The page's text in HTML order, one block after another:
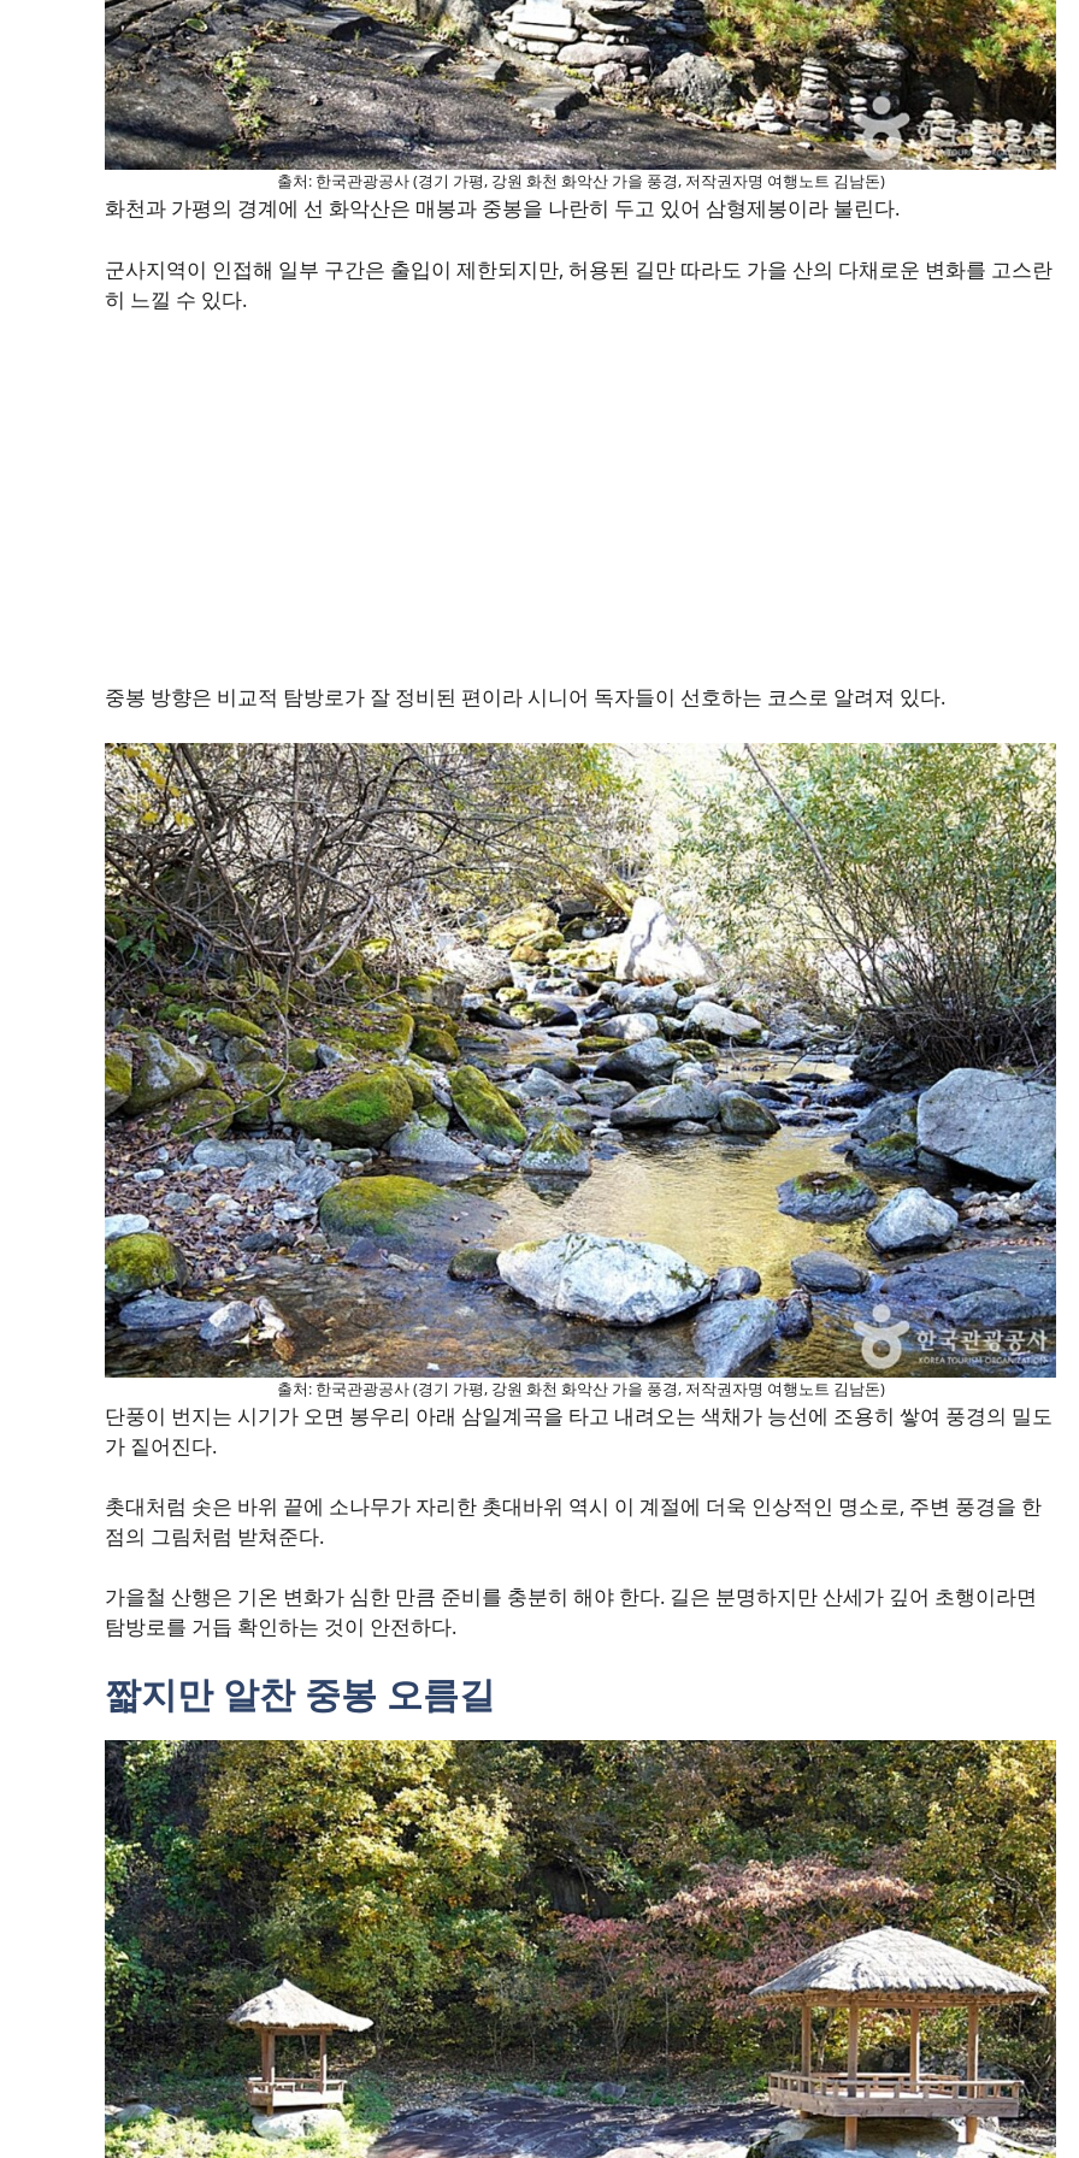
출처: 한국관광공사 (경기 가평, 강원 화천 화악산 가을 풍경, 저작권자명 여행노트 김남돈)
화천과 가평의 경계에 선 화악산은 매봉과 중봉을 나란히 두고 있어 삼형제봉이라 불린다.
군사지역이 인접해 일부 구간은 출입이 제한되지만, 허용된 길만 따라도 가을 산의 다채로운 변화를 고스란
히 느낄 수 있다.
중봉 방향은 비교적 탐방로가 잘 정비된 편이라 시니어 독자들이 선호하는 코스로 알려져 있다.
출처: 한국관광공사 (경기 가평, 강원 화천 화악산 가을 풍경, 저작권자명 여행노트 김남돈)
단풍이 번지는 시기가 오면 봉우리 아래 삼일계곡을 타고 내려오는 색채가 능선에 조용히 쌓여 풍경의 밀도
가 짙어진다.
촛대처럼 솟은 바위 끝에 소나무가 자리한 촛대바위 역시 이 계절에 더욱 인상적인 명소로, 주변 풍경을 한
점의 그림처럼 받쳐준다.
가을철 산행은 기온 변화가 심한 만큼 준비를 충분히 해야 한다. 길은 분명하지만 산세가 깊어 초행이라면
탐방로를 거듭 확인하는 것이 안전하다.
짧지만 알찬 중봉 오름길